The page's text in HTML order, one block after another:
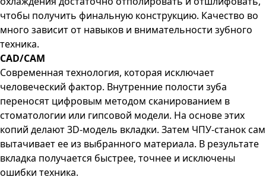
чтобы получить финальную конструкцию. Качество во
много зависит от навыков и внимательности зубного
техника.
CAD/CAM
Современная технология, которая исключает
человеческий фактор. Внутренние полости зуба
переносят цифровым методом сканированием в
стоматологии или гипсовой модели. На основе этих
копий делают 3D-модель вкладки. Затем ЧПУ-станок сам
вытачивает ее из выбранного материала. В результате
вкладка получается быстрее, точнее и исключены
ошибки техника.